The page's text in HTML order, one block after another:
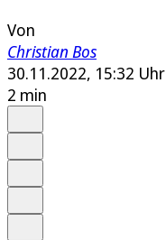
Von
Christian Bos
30.11.2022, 15:32 Uhr
2 min